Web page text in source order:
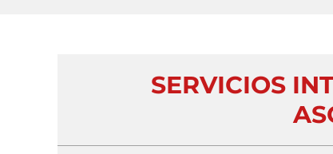
SERVICIOS